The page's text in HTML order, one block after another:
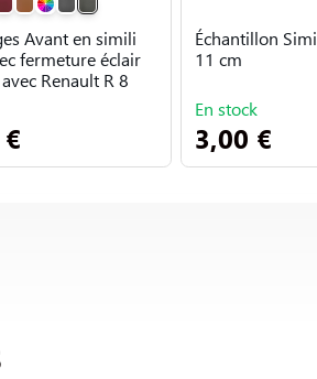
Avant en simili
fermeture éclair
Renault R 8
Échantillon
11 cm
En stock
3,00 €